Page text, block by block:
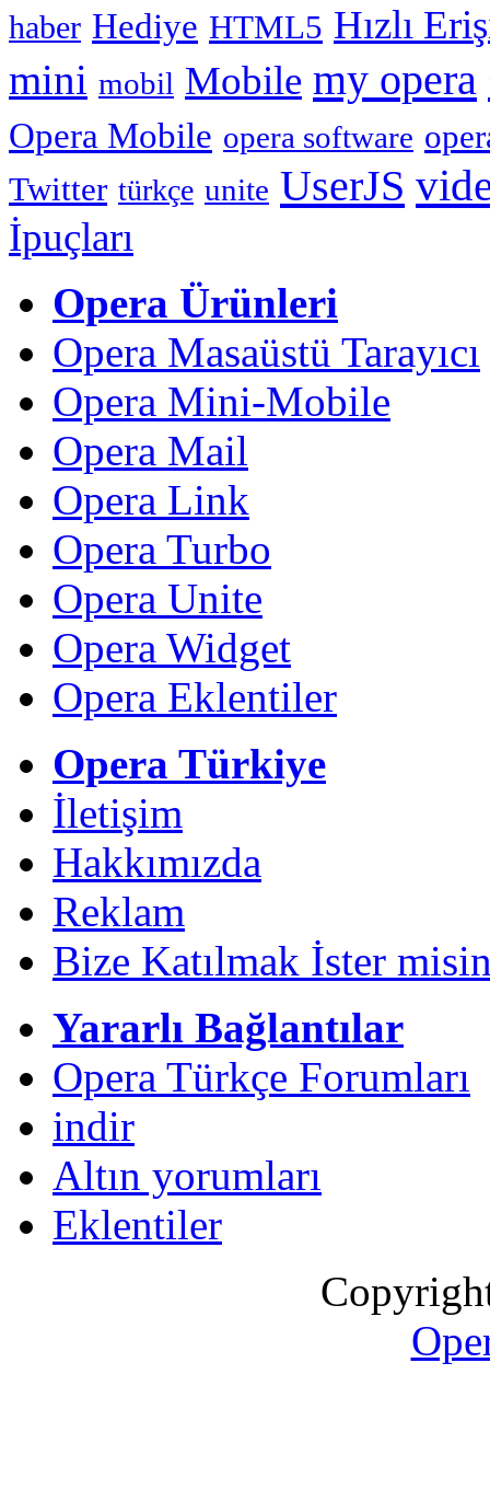
haber Hediye HTML5 Hızlı
mini mobil Mobile my opera
Opera Mobile opera software
Twitter türkçe unite UserJS
İpuçları
Opera Ürünleri
Opera Masaüstü Tarayıcı
Opera Mini-Mobile
Opera Mail
Opera Link
Opera Turbo
Opera Unite
Opera Widget
Opera Eklentiler
Opera Türkiye
İletişim
Hakkımızda
Reklam
Bize Katılmak İster
Yararlı Bağlantılar
Opera Türkçe Forumları
indir
Altın yorumları
Eklentiler